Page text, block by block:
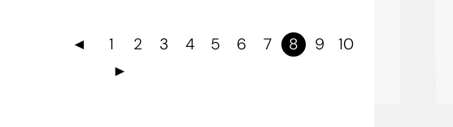
◄ 1 2 3 4 5 6 7 8 9
10
►